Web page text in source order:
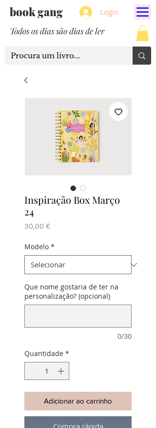
Login
book gang
Todos os dias são dias de ler
Inspiração Box Março
24
30,00 €
Modelo *
Que nome gostaria de ter na
personalização? (opcional)
0/30
Quantidade *
Adicionar ao carrinho